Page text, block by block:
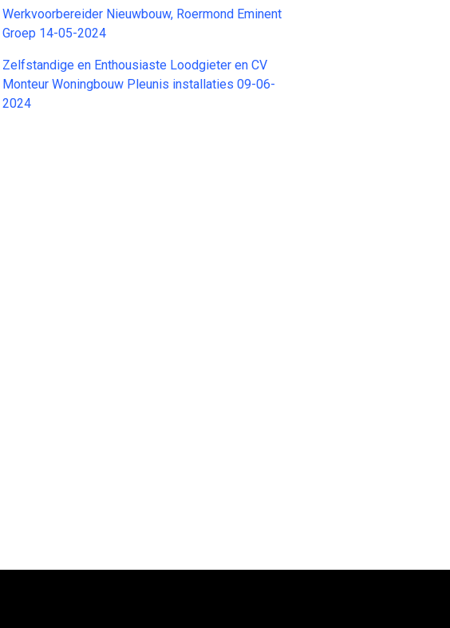
Werkvoorbereider Nieuwbouw, Roermond Eminent
Groep 14-05-2024
Zelfstandige en Enthousiaste Loodgieter en CV
Monteur Woningbouw Pleunis installaties 09-06-
2024